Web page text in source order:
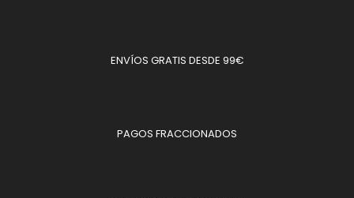
ENVÍOS GRATIS DESDE 99€
PAGOS FRACCIONADOS